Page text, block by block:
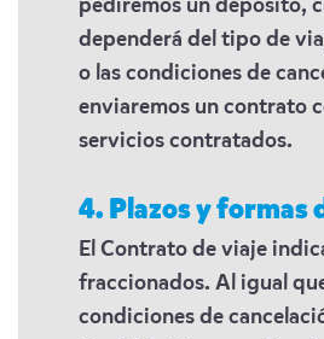
pediremos un depósito,
dependerá del tipo de
o las condiciones de
enviaremos un contrato
servicios contratados.
4. Plazos y formas
El Contrato de viaje
fraccionados. Al igual
condiciones de